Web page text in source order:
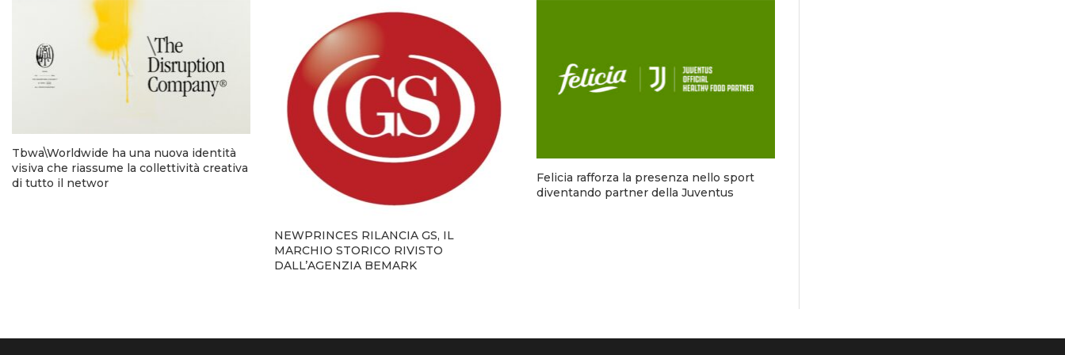
Tbwa\Worldwide ha una nuova identità
visiva che riassume la collettività creativa
di tutto il networ
NEWPRINCES RILANCIA GS, IL
MARCHIO STORICO RIVISTO
DALL’AGENZIA BEMARK
Felicia rafforza la presenza nello sport
diventando partner della Juventus